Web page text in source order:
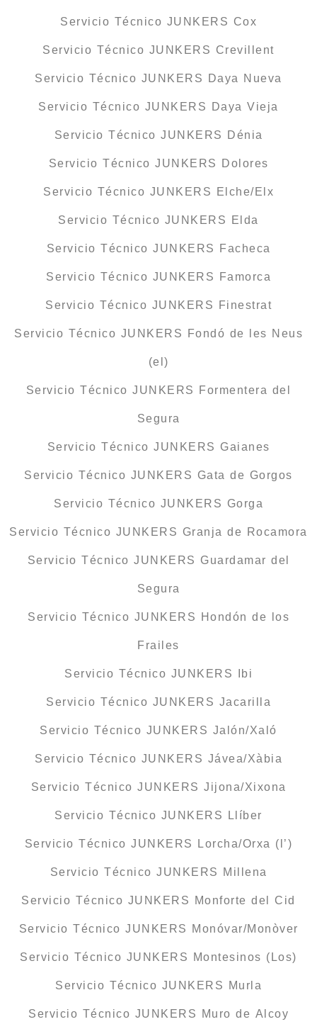
Servicio Técnico JUNKERS Cox
Servicio Técnico JUNKERS Crevillent
Servicio Técnico JUNKERS Daya Nueva
Servicio Técnico JUNKERS Daya Vieja
Servicio Técnico JUNKERS Dénia
Servicio Técnico JUNKERS Dolores
Servicio Técnico JUNKERS Elche/Elx
Servicio Técnico JUNKERS Elda
Servicio Técnico JUNKERS Facheca
Servicio Técnico JUNKERS Famorca
Servicio Técnico JUNKERS Finestrat
Servicio Técnico JUNKERS Fondó de les Neus
(el)
Servicio Técnico JUNKERS Formentera del
Segura
Servicio Técnico JUNKERS Gaianes
Servicio Técnico JUNKERS Gata de Gorgos
Servicio Técnico JUNKERS Gorga
Servicio Técnico JUNKERS Granja de Rocamora
Servicio Técnico JUNKERS Guardamar del
Segura
Servicio Técnico JUNKERS Hondón de los
Frailes
Servicio Técnico JUNKERS Ibi
Servicio Técnico JUNKERS Jacarilla
Servicio Técnico JUNKERS Jalón/Xaló
Servicio Técnico JUNKERS Jávea/Xàbia
Servicio Técnico JUNKERS Jijona/Xixona
Servicio Técnico JUNKERS Llíber
Servicio Técnico JUNKERS Lorcha/Orxa (l’)
Servicio Técnico JUNKERS Millena
Servicio Técnico JUNKERS Monforte del Cid
Servicio Técnico JUNKERS Monóvar/Monòver
Servicio Técnico JUNKERS Montesinos (Los)
Servicio Técnico JUNKERS Murla
Servicio Técnico JUNKERS Muro de Alcoy